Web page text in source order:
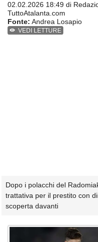
02.02.2026 18:49 di
TuttoAtalanta.com
Fonte: Andrea Losapio
VEDI LETTURE
Dopo i polacchi del
trattativa per il prestito con
scoperta davanti